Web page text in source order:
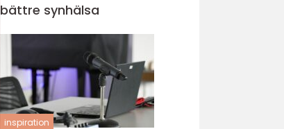
bättre synhälsa
inspiration